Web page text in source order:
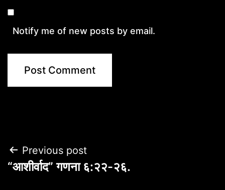
Notify me of new posts by email.
Post
navigation
Previous post
“आशीर्वाद” गणना ६:२२-२६.